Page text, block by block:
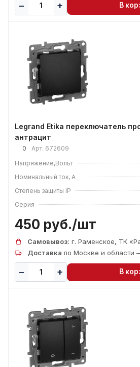
В
Legrand Etika переключатель
антрацит
0 Арт. 672609
Напряжение,Вольт
Номинальный ток, А
Степень защиты IP
Серия
450 руб./шт
Самовывоз: г. Раменское, ТК
Доставка по Москве и области
В